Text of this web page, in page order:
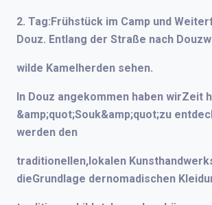
2. Tag:Frühstück im Camp und
Douz. Entlang der Straße nach
wilde Kamelherden sehen.
In Douz angekommen haben wirZeit
&amp;quot;Souk&amp;quot;zu
werden den
traditionellen,lokalen
dieGrundlage dernomadischen